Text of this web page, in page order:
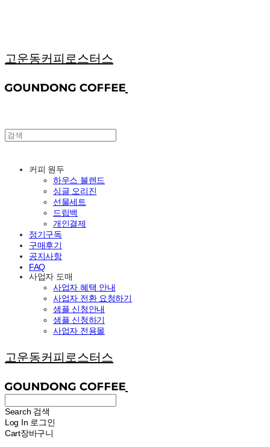
고운동커피로스터스
커피 원두
하우스 블렌드
싱글 오리진
선물세트
드립백
개인결제
정기구독
구매후기
공지사항
FAQ
사업자 도매
사업자 혜택 안내
사업자 전환 요청하기
샘플 신청안내
샘플 신청하기
사업자 전용몰
고운동커피로스터스
Search 검색
Log In 로그인
Cart장바구니